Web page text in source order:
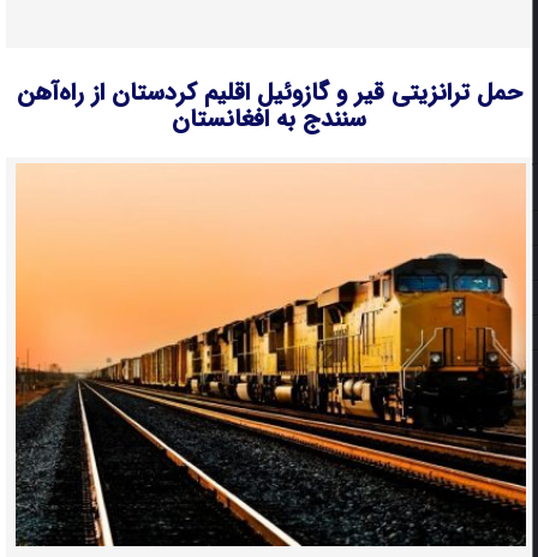
حمل ترانزیتی قیر و گازوئیل اقلیم کردستان از راه‌آهن
سنندج به افغانستان